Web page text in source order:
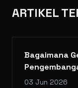
ARTIKEL
Bagaimana
03 Jun 2026